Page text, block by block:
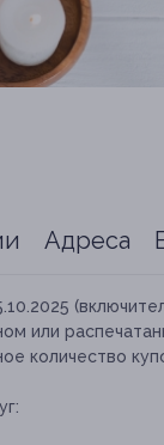
Адреса
или
количество